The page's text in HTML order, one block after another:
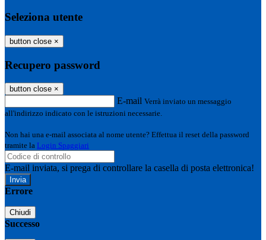
Seleziona utente
button close ×
Recupero password
button close ×
E-mail Verrà inviato un messaggio
all'indirizzo indicato con le istruzioni necessarie.
Non hai una e-mail associata al nome utente? Effettua il reset della password
tramite la Login Spaggiari
E-mail inviata, si prega di controllare la casella di posta elettronica!
Errore
Chiudi
Successo